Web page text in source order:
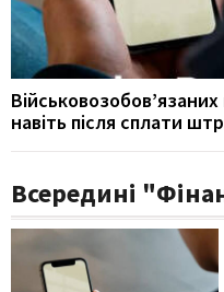
навіть після сплати
Всередині